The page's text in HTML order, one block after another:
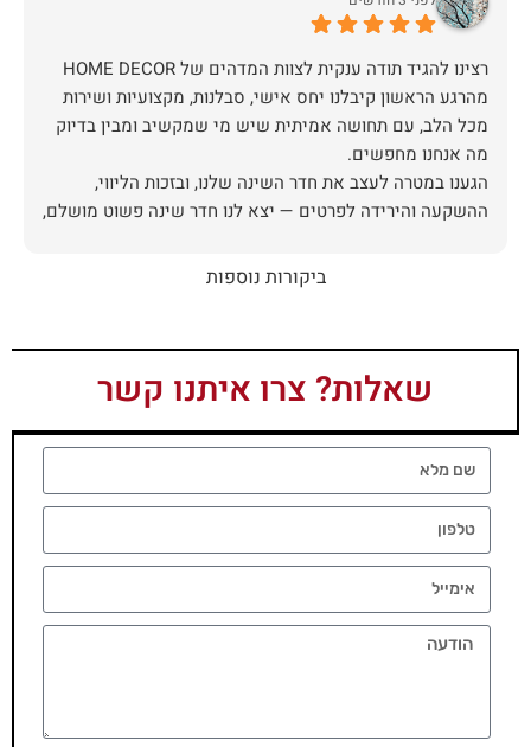
מהרגע הראשון קיבלנו יחס אישי, סבלנות, מקצועיות ושירות
מכל הלב, עם תחושה אמיתית שיש מי שמקשיב ומבין בדיוק
הגענו במטרה לעצב את חדר השינה שלנו, ובזכות הליווי,
ההשקעה והירידה לפרטים — יצא לנו חדר שינה פשוט מושלם,
האיכות ברמה גבוהה, העיצוב מהמם, וכל התהליך היה נעים,
מי שמחפש ריהוט איכותי ושירות ברמה אחרת. תודה רבה!
ביקורות נוספות
שאלות? צרו איתנו קשר